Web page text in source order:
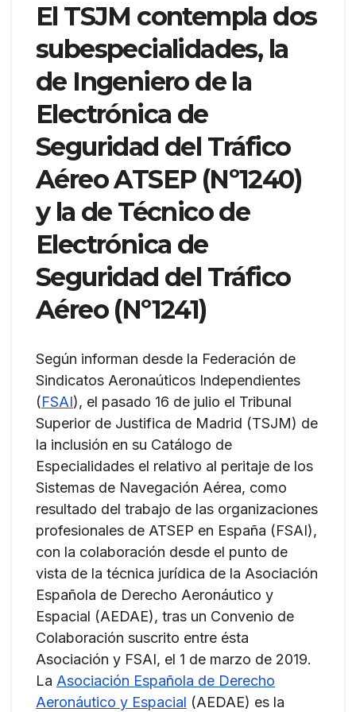
El TSJM contempla dos
subespecialidades, la
de Ingeniero de la
Electrónica de
Seguridad del Tráfico
Aéreo ATSEP (Nº1240)
y la de Técnico de
Electrónica de
Seguridad del Tráfico
Aéreo (Nº1241)
Según informan desde la Federación de
Sindicatos Aeronaúticos Independientes
(FSAI), el pasado 16 de julio el Tribunal
Superior de Justifica de Madrid (TSJM) de
la inclusión en su Catálogo de
Especialidades el relativo al peritaje de los
Sistemas de Navegación Aérea, como
resultado del trabajo de las organizaciones
profesionales de ATSEP en España (FSAI),
con la colaboración desde el punto de
vista de la técnica jurídica de la Asociación
Española de Derecho Aeronáutico y
Espacial (AEDAE), tras un Convenio de
Colaboración suscrito entre ésta
Asociación y FSAI, el 1 de marzo de 2019.
La Asociación Española de Derecho
Aeronáutico y Espacial (AEDAE) es la